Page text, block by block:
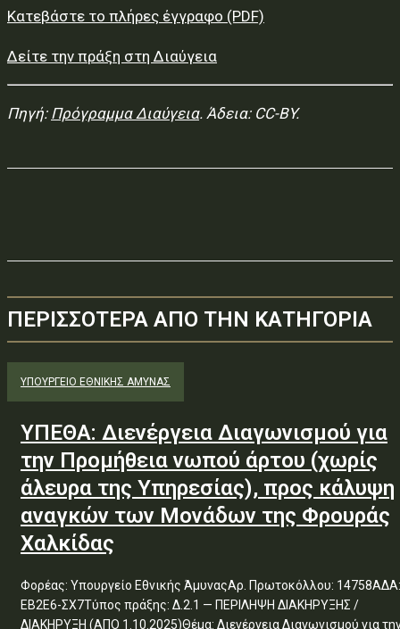
Κατεβάστε το πλήρες έγγραφο (PDF)
Δείτε την πράξη στη Διαύγεια
Πηγή: Πρόγραμμα Διαύγεια. Άδεια: CC-BY.
ΠΕΡΙΣΣΟΤΕΡΑ ΑΠΟ ΤΗΝ ΚΑΤΗΓΟΡΙΑ
ΥΠΟΥΡΓΕΊΟ ΕΘΝΙΚΉΣ ΆΜΥΝΑΣ
ΥΠΕΘΑ: Διενέργεια Διαγωνισμού για
την Προμήθεια νωπού άρτου (χωρίς
άλευρα της Υπηρεσίας), προς κάλυψη
αναγκών των Μονάδων της Φρουράς
Χαλκίδας
Φορέας: Υπουργείο Εθνικής ΆμυναςΑρ. Πρωτοκόλλου: 14758ΑΔΑ:
ΕΒ2Ε6-ΣΧ7Τύπος πράξης: Δ.2.1 — ΠΕΡΙΛΗΨΗ ΔΙΑΚΗΡΥΞΗΣ /
ΔΙΑΚΗΡΥΞΗ (ΑΠΟ 1.10.2025)Θέμα: Διενέργεια Διαγωνισμού για την